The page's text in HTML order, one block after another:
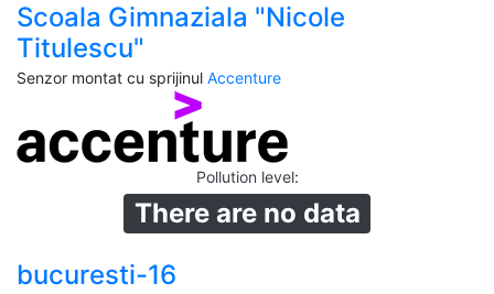
Scoala Gimnaziala "Nicole
Titulescu"
Senzor montat cu sprijinul Accenture
Pollution level:
There are no data
bucuresti-16